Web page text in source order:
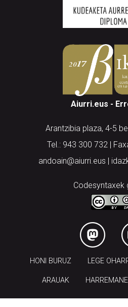
Aiurri.eus -
Arantzibia plaza, 4-5
Tel.: 943 300 732 |
andoain@aiurri.eus |
Codesyntaxek
HONI BURUZ LEGE
ARAUAK